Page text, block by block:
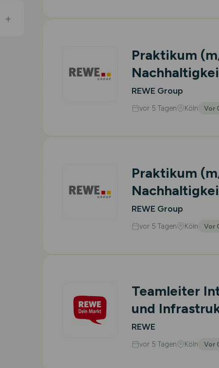
Praktikum
REWE Group
vor 5 Tagen Köln Vor
Praktikum
REWE Group
vor 5 Tagen Köln Vor
Teamleiter
und
REWE
vor 5 Tagen Köln Vor